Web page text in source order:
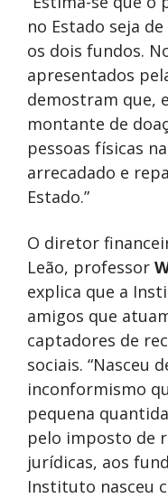
no Estado seja de
os dois fundos.
apresentados
demostram que,
montante de
pessoas físicas
arrecadado e
Estado.”
O diretor
Leão, professor
explica que a
amigos que
captadores de
sociais. “Nasceu
inconformismo
pequena
pelo imposto de
jurídicas, aos
Instituto nasceu